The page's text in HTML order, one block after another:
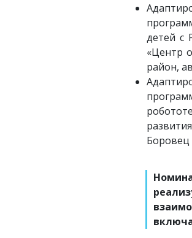
детей с
«Центр
район,